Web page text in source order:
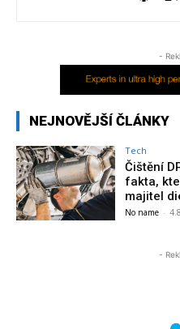
-
NEJNOVĚJŠÍ ČLÁNKY
Tech
Čištění
fakta,
majitel
No name -
-